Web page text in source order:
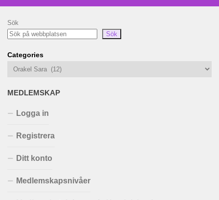
Sök
Sök
Categories
MEDLEMSKAP
Logga in
Registrera
Ditt konto
Medlemskapsnivåer